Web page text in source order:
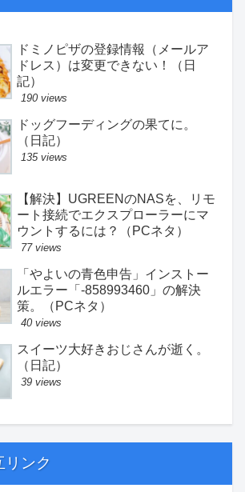
ドミノピザの登録情報（メールア
ドレス）は変更できない！（日
記）
190 views
ドッグフーディングの果てに。
（日記）
135 views
【解決】UGREENのNASを、リモ
ート接続でエクスプローラーにマ
ウントするには？（PCネタ）
77 views
「やよいの青色申告」インストー
ルエラー「-858993460」の解決
策。（PCネタ）
40 views
スイーツ大好きおじさんが逝く。
（日記）
39 views
リンク